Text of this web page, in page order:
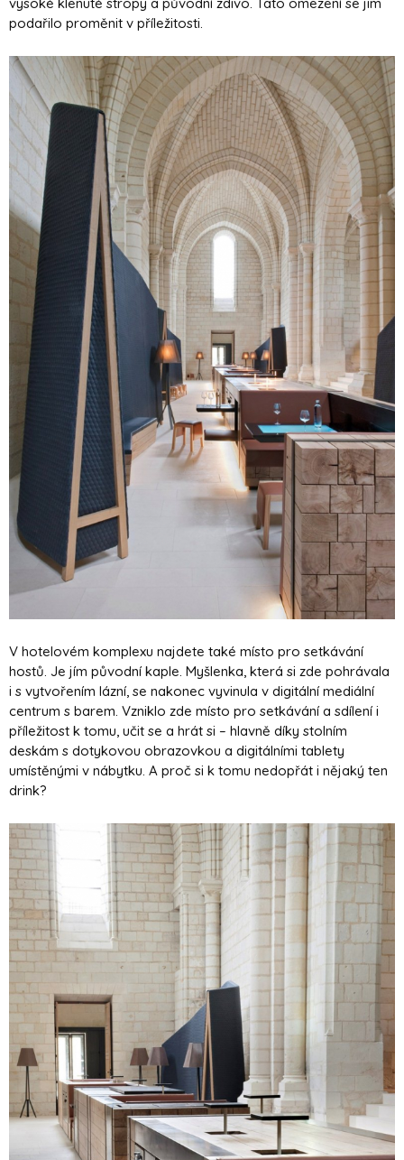
podařilo proměnit v příležitosti.
V hotelovém komplexu najdete také místo pro setkávání
hostů. Je jím původní kaple. Myšlenka, která si zde pohrávala
i s vytvořením lázní, se nakonec vyvinula v digitální mediální
centrum s barem. Vzniklo zde místo pro setkávání a sdílení i
příležitost k tomu, učit se a hrát si – hlavně díky stolním
deskám s dotykovou obrazovkou a digitálními tablety
umístěnými v nábytku. A proč si k tomu nedopřát i nějaký ten
drink?